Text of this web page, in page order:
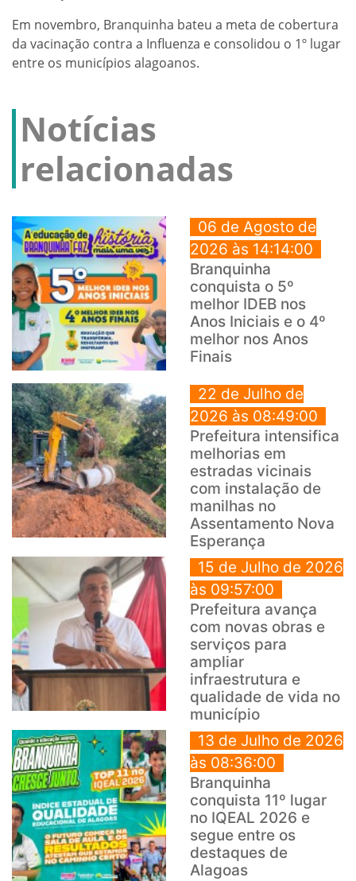
Em novembro, Branquinha bateu a meta de cobertura
da vacinação contra a Influenza e consolidou o 1º lugar
entre os municípios alagoanos.
Notícias
relacionadas
06 de Agosto de
2026 às 14:14:00
Branquinha
conquista o 5º
melhor IDEB nos
Anos Iniciais e o 4º
melhor nos Anos
Finais
22 de Julho de
2026 às 08:49:00
Prefeitura intensifica
melhorias em
estradas vicinais
com instalação de
manilhas no
Assentamento Nova
Esperança
15 de Julho de 2026
às 09:57:00
Prefeitura avança
com novas obras e
serviços para
ampliar
infraestrutura e
qualidade de vida no
município
13 de Julho de 2026
às 08:36:00
Branquinha
conquista 11º lugar
no IQEAL 2026 e
segue entre os
destaques de
Alagoas